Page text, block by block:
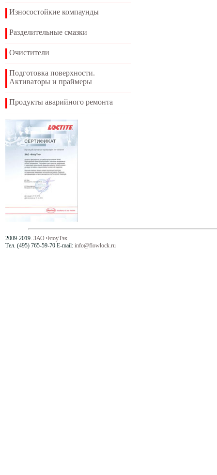
Износостойкие компаунды
Разделительные смазки
Очистители
Подготовка поверхности.
Активаторы и праймеры
Продукты аварийного ремонта
2009-2019. ЗАО ФлоуТэк
Тел. (495) 765-59-70 E-mail: info@flowlock.ru